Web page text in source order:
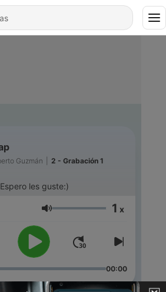
Guzmán 2 - Grabación 1
Espero les guste:)
Volumen 1 x
00:00